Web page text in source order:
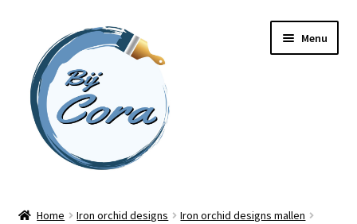
naar
navigatie
inhoud
Menu
Home Iron orchid designs
Iron orchid designs mallen